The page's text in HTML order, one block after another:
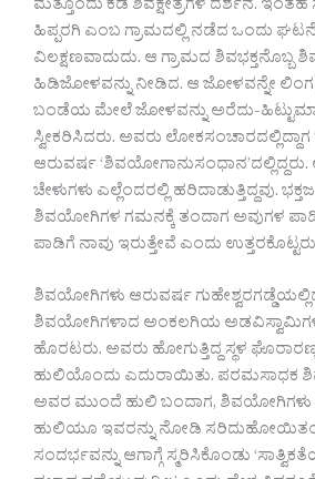
ಮತ್ತೊಂದು ಕಡೆ ಶಿವಕ್ಷೇತ್ರಗಳ ದರ್ಶನ.
ಹಿಪ್ಪರಗಿ ಎಂಬ ಗ್ರಾಮದಲ್ಲಿ ನಡೆದ ಒಂದು
ವಿಲಕ್ಷಣವಾದುದು. ಆ ಗ್ರಾಮದ
ಹಿಡಿಜೋಳವನ್ನು ನೀಡಿದ. ಆ ಜೋಳವನ್ನೇ
ಬಂಡೆಯ ಮೇಲೆ ಜೋಳವನ್ನು ಅರೆದು-
ಸ್ವೀಕರಿಸಿದರು. ಅವರು ಲೋಕಸಂಚಾರದಲ್ಲಿದ್ದಾಗ
ಆರುವರ್ಷ ‘ಶಿವಯೋಗಾನುಸಂಧಾನ’ದಲ್ಲಿದ್ದರು.
ಚೇಳುಗಳು ಎಲ್ಲೆಂದರಲ್ಲಿ ಹರಿದಾಡುತ್ತಿದ್ದವು.
ಶಿವಯೋಗಿಗಳ ಗಮನಕ್ಕೆ ತಂದಾಗ ಅವುಗಳ
ಪಾಡಿಗೆ ನಾವು ಇರುತ್ತೇವೆ ಎಂದು
ಶಿವಯೋಗಿಗಳು ಆರುವರ್ಷ
ಶಿವಯೋಗಿಗಳಾದ ಅಂಕಲಗಿಯ
ಹೊರಟರು. ಅವರು ಹೋಗುತ್ತಿದ್ದ ಸ್ಥಳ
ಹುಲಿಯೊಂದು ಎದುರಾಯಿತು. ಪರಮಸಾಧಕ
ಅವರ ಮುಂದೆ ಹುಲಿ ಬಂದಾಗ, ಶಿವಯೋಗಿಗಳು
ಹುಲಿಯೂ ಇವರನ್ನು ನೋಡಿ
ಸಂದರ್ಭವನ್ನು ಆಗಾಗ್ಗೆ ಸ್ಮರಿಸಿಕೊಂಡು